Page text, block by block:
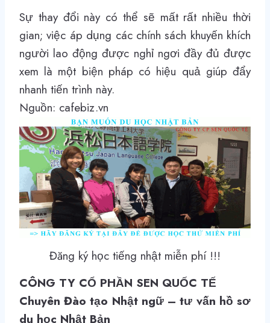
Sự thay đổi này có thể sẽ mất rất nhiều thời
gian; việc áp dụng các chính sách khuyến khích
người lao động được nghỉ ngơi đầy đủ được
xem là một biện pháp có hiệu quả giúp đẩy
nhanh tiến trình này.
Nguồn: cafebiz.vn
Đăng ký học tiếng nhật miễn phí !!!
CÔNG TY CỔ PHẦN SEN QUỐC TẾ
Chuyên Đào tạo Nhật ngữ – tư vấn hồ sơ
du học Nhật Bản